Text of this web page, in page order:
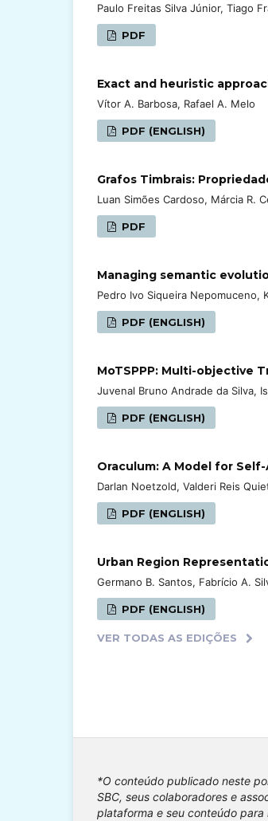
Paulo Freitas Silva Júnior, Tiago
PDF
Exact and heuristic
Vítor A. Barbosa, Rafael A. Melo
PDF (ENGLISH)
Grafos Timbrais:
Luan Simões Cardoso, Márcia R.
PDF
Managing semantic
Pedro Ivo Siqueira Nepomuceno,
PDF (ENGLISH)
MoTSPPP: Multi-objective
Juvenal Bruno Andrade da Silva,
PDF (ENGLISH)
Oraculum: A Model for
Darlan Noetzold, Valderi Reis
PDF (ENGLISH)
Urban Region
Germano B. Santos, Fabrício A.
PDF (ENGLISH)
VER TODAS AS EDIÇÕES
*O conteúdo publicado neste
SBC, seus colaboradores e
plataforma e seu conteúdo para